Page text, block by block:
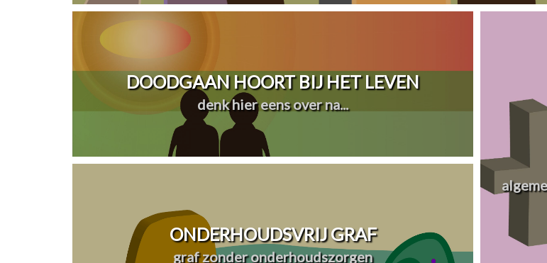
DOODGAAN HOORT BIJ HET LEVEN
denk hier eens over na...
ONDERHOUDSVRIJ GRAF
graf zonder onderhoudszorgen